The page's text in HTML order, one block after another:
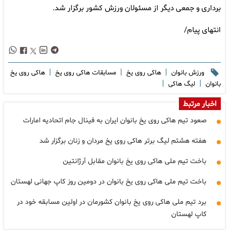
برداری و جمعی دیگر از مسئولان ورزش کشور برگزار شد.
انتهای پیام/
ورزش بانوان | هاکی روی یخ | مسابقات هاکی روی یخ | هاکی روی یخ
بانوان | لیگ هاکی |
اخبار مرتبط
صعود تیم هاکی روی یخ بانوان ایران به فینال جام اتحادیه امارات
هفته هشتم لیگ برتر هاکی روی یخ مردان و زنان برگزار شد
باخت تیم ملی هاکی روی یخ بانوان مقابل آرژانتین
باخت تیم ملی هاکی روی یخ بانوان در دومین روز کاپ جهانی لهستان
برد تیم ملی هاکی روی یخ بانوان کشورمان در اولین مسابقه خود در
کاپ لهستان